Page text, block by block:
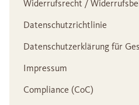
Widerrufsrecht /
Datenschutzrichtlinie
Datenschutzerklärung für
Impressum
Compliance (CoC)